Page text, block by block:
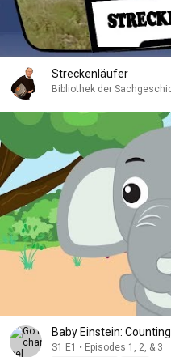
Streckenläufer
Bibliothek der
Baby Einstein:
S1 E1 • Episodes 1, 2, & 3